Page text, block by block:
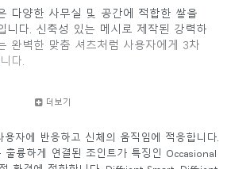
다양한 사무실 및 공간에 적합한 쌓을
니다. 신축성 있는 메시로 제작된 강력하
완벽한 맞춤 셔츠처럼 사용자에게 3차
다.
더보기
자에 반응하고 신체의 움직임에 적응합니다.
훌륭하게 연결된 조인트가 특징인 Occasional